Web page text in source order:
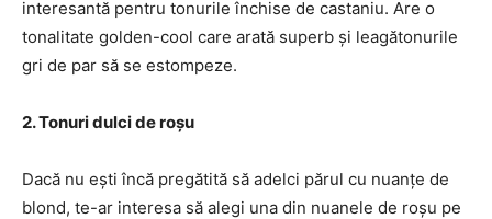
interesantă pentru tonurile închise de castaniu. Are o
tonalitate golden-cool care arată superb și leagătonurile
gri de par să se estompeze.
2. Tonuri dulci de roșu
Dacă nu ești încă pregătită să adelci părul cu nuanțe de
blond, te-ar interesa să alegi una din nuanele de roșu pe